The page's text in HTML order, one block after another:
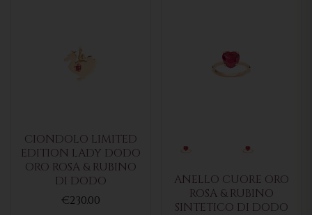
CIONDOLO LIMITED
EDITION LADY DODO
ORO ROSA & RUBINO
DI DODO
€230.00
ANELLO CUORE ORO
ROSA & RUBINO
SINTETICO DI DODO